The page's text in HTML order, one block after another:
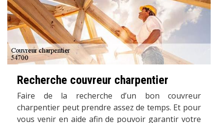
Recherche couvreur charpentier
Faire de la recherche d’un bon couvreur
charpentier peut prendre assez de temps. Et pour
vous venir en aide afin de pouvoir garantir votre